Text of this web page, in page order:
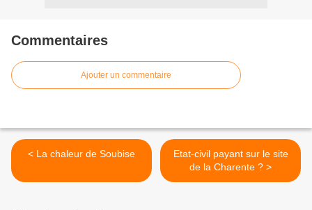
Commentaires
Ajouter un commentaire
< La chaleur de Soubise
Etat-civil payant sur le site
de la Charente ? >